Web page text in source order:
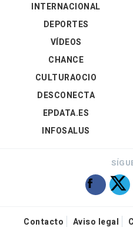
INTERNACIONAL
DEPORTES
VÍDEOS
CHANCE
CULTURAOCIO
DESCONECTA
EPDATA.ES
INFOSALUS
Contacto Aviso legal